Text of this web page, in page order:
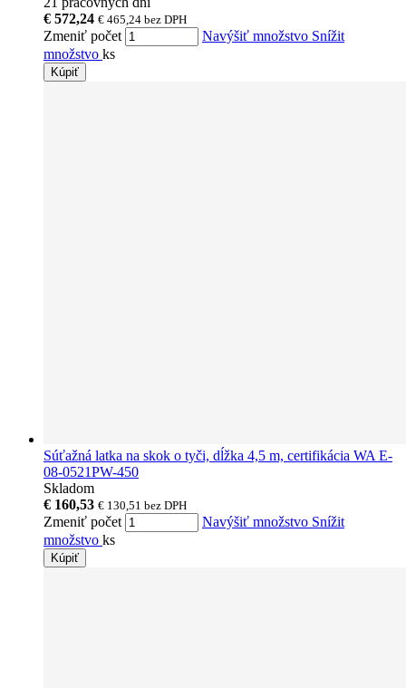
€ 572,24 € 465,24 bez DPH
Zmeniť počet Navýšiť množstvo Snížit
množstvo ks
Kúpiť
Súťažná latka na skok o tyči, dĺžka 4,5 m, certifikácia WA E-
08-0521PW-450
Skladom
€ 160,53 € 130,51 bez DPH
Zmeniť počet Navýšiť množstvo Snížit
množstvo ks
Kúpiť